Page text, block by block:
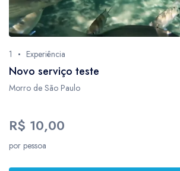
1 Experiência
Novo serviço teste
Morro de São Paulo
R$ 10,00
por pessoa